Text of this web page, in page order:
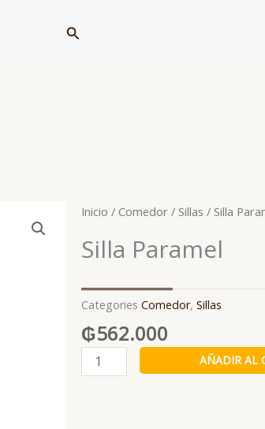
Buscar
Inicio / Comedor / Sillas / Silla
Silla Paramel
Categories Comedor, Sillas
₲562.000
Silla
Paramel
AÑADIR AL